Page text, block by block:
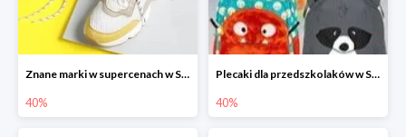
Znane marki w supercenach w Smyku - buty do -40%
40%
Plecaki dla przedszkolaków w Smyku do -40%
40%